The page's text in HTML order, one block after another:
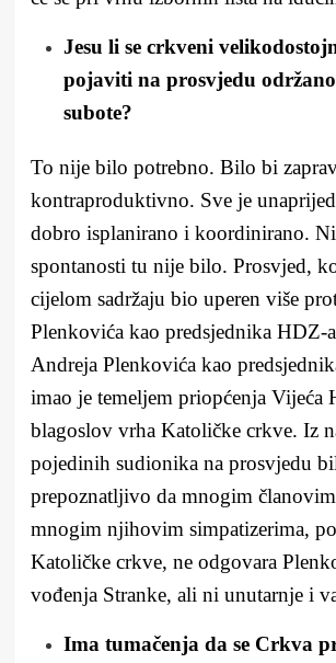
Jesu li se crkveni
pojaviti na prosvjedu
subote?
To nije bilo potrebno. Bilo bi
kontraproduktivno. Sve je
dobro isplanirano i koordinirano.
spontanosti tu nije bilo. Prosvjed,
cijelom sadržaju bio uperen više
Plenkovića kao predsjednika HDZ-
Andreja Plenkovića kao
imao je temeljem priopćenja Vijeća
blagoslov vrha Katoličke crkve. Iz
pojedinih sudionika na prosvjedu
prepoznatljivo da mnogim
mnogim njihovim simpatizerima,
Katoličke crkve, ne odgovara
vođenja Stranke, ali ni unutarnje i
Ima tumačenja da se Crkva